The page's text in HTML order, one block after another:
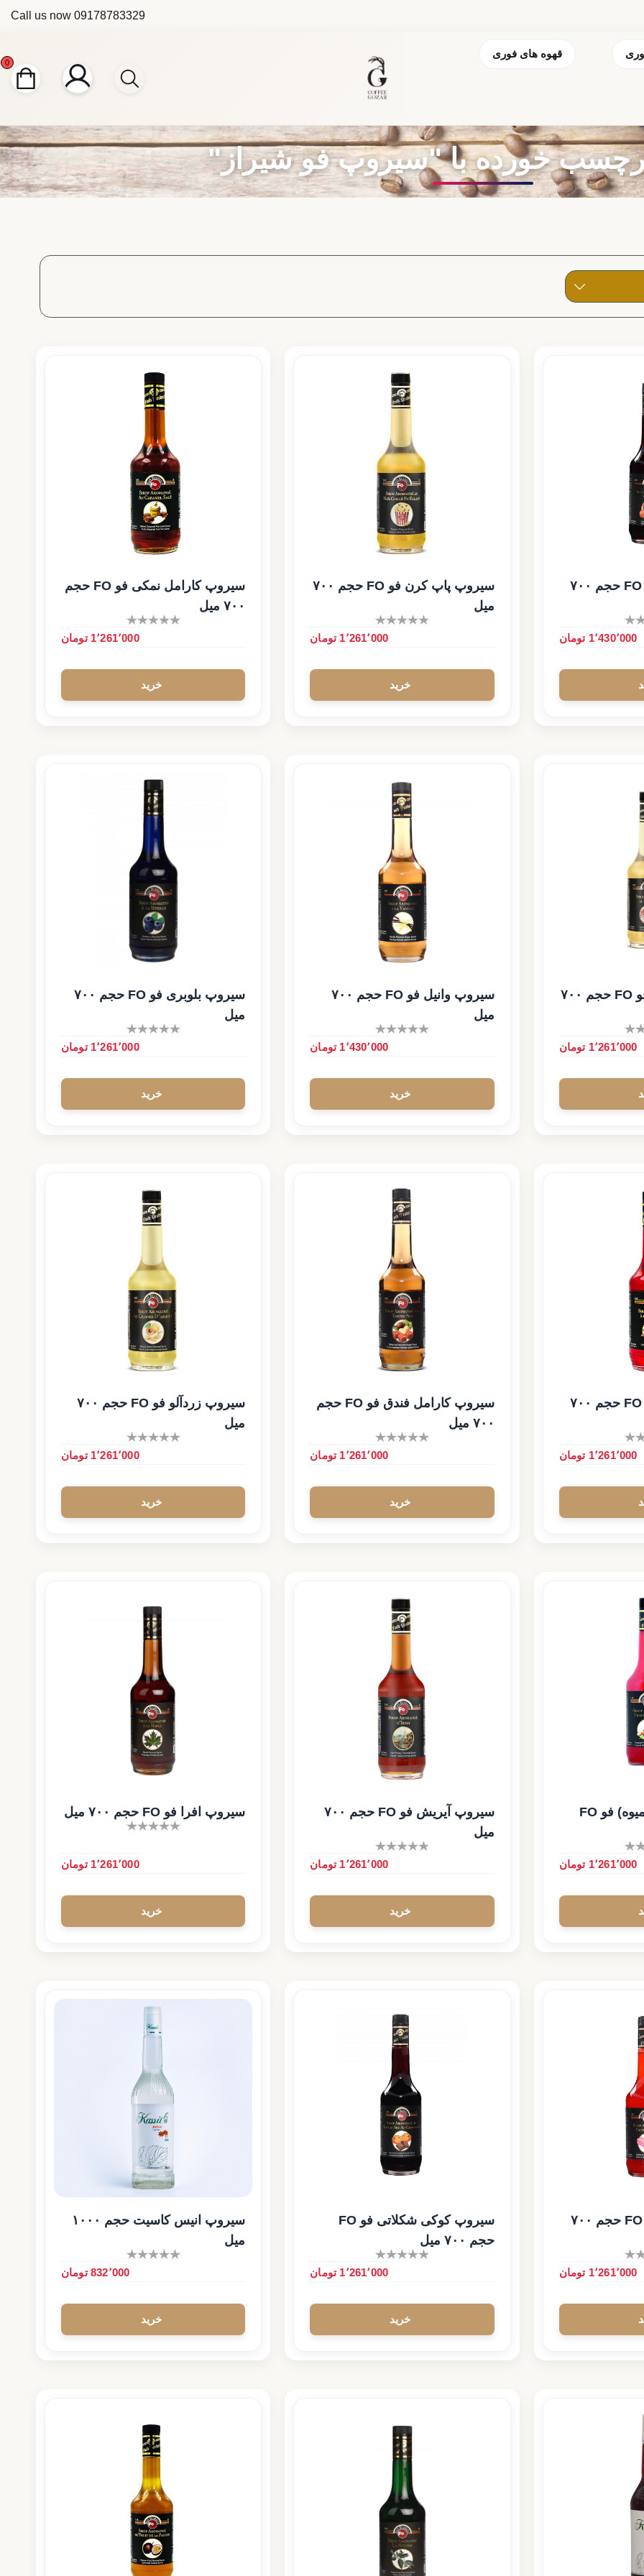
Call us now 09178783329
قهوه های فوری
0
خورده با "سیروپ فو شیراز"
سیروپ کارامل فو FO حجم ۷۰۰
1٬430٬000 تومان
سیروپ پاپ کرن فو FO حجم ۷۰۰
میل
1٬261٬000 تومان
سیروپ کارامل نمکی فو FO حجم
۷۰۰ میل
1٬261٬000 تومان
سیروپ تیرامیسو فو FO حجم ۷۰۰
1٬261٬000 تومان
سیروپ وانیل فو FO حجم ۷۰۰
میل
1٬430٬000 تومان
سیروپ بلوبری فو FO حجم ۷۰۰
میل
1٬261٬000 تومان
سیروپ دارچین فو FO حجم ۷۰۰
1٬261٬000 تومان
سیروپ کارامل فندق فو FO حجم
۷۰۰ میل
1٬261٬000 تومان
سیروپ زردآلو فو FO حجم ۷۰۰
میل
1٬261٬000 تومان
سیروپ استوایی(7میوه) فو FO
1٬261٬000 تومان
سیروپ آیریش فو FO حجم ۷۰۰
میل
1٬261٬000 تومان
سیروپ افرا فو FO حجم ۷۰۰ میل
1٬261٬000 تومان
سیروپ آدامس فو FO حجم ۷۰۰
1٬261٬000 تومان
سیروپ کوکی شکلاتی فو FO
حجم ۷۰۰ میل
1٬261٬000 تومان
سیروپ انیس کاسیت حجم ۱۰۰۰
میل
832٬000 تومان